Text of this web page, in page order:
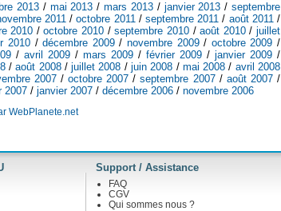
2013/ mai 2013 /mars 2013/ janvier 2013 /septembre
2011 /octobre 2011/septembre 2011 / août 2011/
2010 /octobre 2010 /septembre 2010/août 2010/ juillet
2010 /décembre 2009/novembre 2009/ octobre 2009 /
/ avril 2009/ mars 2009/ février 2009/ janvier 2009 /
/août 2008/juillet 2008 /juin 2008 / mai 2008 / avril 2008
2007/ octobre 2007 /septembre 2007/ août 2007/
2007 / janvier 2007 / décembre 2006 / novembre 2006
Support / Assistance
FAQ
CGV
Qui sommes nous ?